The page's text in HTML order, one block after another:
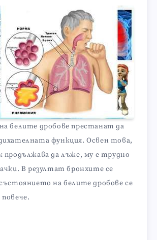
белите дробове престанат да
функция. Освен това,
продължава да лъже, му е трудно
В резултат бронхите се
на белите дробове се